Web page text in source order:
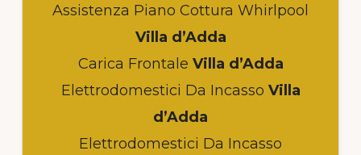
Assistenza Piano Cottura Whirlpool
Villa d’Adda
Carica Frontale Villa d’Adda
Elettrodomestici Da Incasso Villa
d’Adda
Elettrodomestici Da Incasso